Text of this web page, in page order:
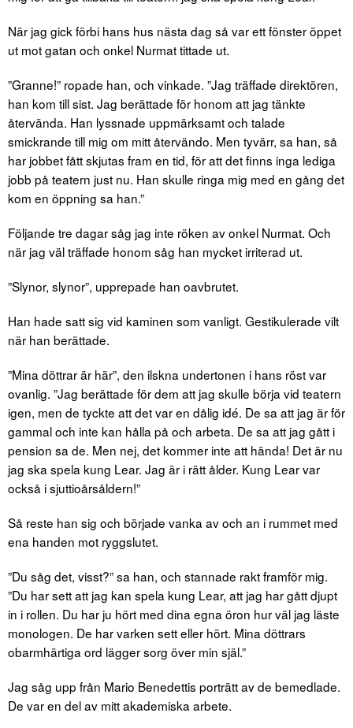
När jag gick förbi hans hus nästa dag så var ett fönster öppet
ut mot gatan och onkel Nurmat tittade ut.
”Granne!” ropade han, och vinkade. ”Jag träffade direktören,
han kom till sist. Jag berättade för honom att jag tänkte
återvända. Han lyssnade uppmärksamt och talade
smickrande till mig om mitt återvändo. Men tyvärr, sa han, så
har jobbet fått skjutas fram en tid, för att det finns inga lediga
jobb på teatern just nu. Han skulle ringa mig med en gång det
kom en öppning sa han.”
Följande tre dagar såg jag inte röken av onkel Nurmat. Och
när jag väl träffade honom såg han mycket irriterad ut.
”Slynor, slynor”, upprepade han oavbrutet.
Han hade satt sig vid kaminen som vanligt. Gestikulerade vilt
när han berättade.
”Mina döttrar är här”, den ilskna undertonen i hans röst var
ovanlig. ”Jag berättade för dem att jag skulle börja vid teatern
igen, men de tyckte att det var en dålig idé. De sa att jag är för
gammal och inte kan hålla på och arbeta. De sa att jag gått i
pension sa de. Men nej, det kommer inte att hända! Det är nu
jag ska spela kung Lear. Jag är i rätt ålder. Kung Lear var
också i sjuttioårsåldern!”
Så reste han sig och började vanka av och an i rummet med
ena handen mot ryggslutet.
”Du såg det, visst?” sa han, och stannade rakt framför mig.
”Du har sett att jag kan spela kung Lear, att jag har gått djupt
in i rollen. Du har ju hört med dina egna öron hur väl jag läste
monologen. De har varken sett eller hört. Mina döttrars
obarmhärtiga ord lägger sorg över min själ.”
Jag såg upp från Mario Benedettis porträtt av de bemedlade.
De var en del av mitt akademiska arbete.